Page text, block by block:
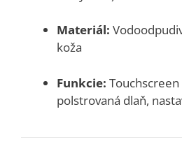
Materiál:
koža
Funkcie:
polstrovaná dlaň,